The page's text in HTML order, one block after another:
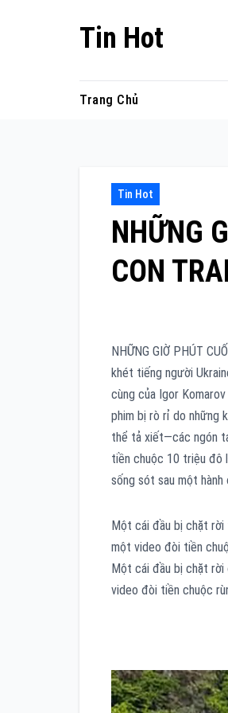
Tin Hot
Trang Chủ
Tin Hot
NHỮNG
CON
NHỮNG GIỜ PHÚT
khét tiếng người
cùng của Igor
phim bị rò rỉ do những
thể tả xiết—các ngón
tiền chuộc 10 triệu đô
sống sót sau một
Một cái đầu bị chặt rời
một video đòi tiền
Một cái đầu bị chặt rời
video đòi tiền chuộc